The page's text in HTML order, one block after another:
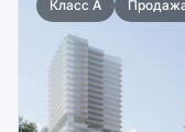
Класс A